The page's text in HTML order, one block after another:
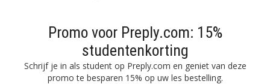
Promo voor Preply.com: 15%
studentenkorting
Schrijf je in als student op Preply.com en geniet van deze
promo te besparen 15% op uw les bestelling.